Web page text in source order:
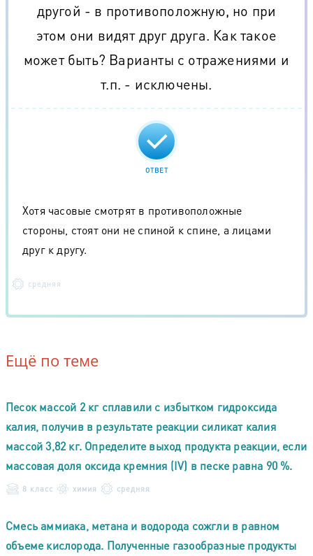
другой - в противоположную, но при
этом они видят друг друга. Как такое
может быть? Варианты с отражениями и
т.п. - исключены.
ОТВЕТ
Хотя часовые смотрят в противоположные
стороны, стоят они не спиной к спине, а лицами
друг к другу.
средняя
Ещё по теме
Песок массой 2 кг сплавили с избытком гидроксида
калия, получив в результате реакции силикат калия
массой 3,82 кг. Определите выход продукта реакции, если
массовая доля оксида кремния (IV) в песке равна 90 %.
8 класс химия средняя
Смесь аммиака, метана и водорода сожгли в равном
объеме кислорода. Полученные газообразные продукты